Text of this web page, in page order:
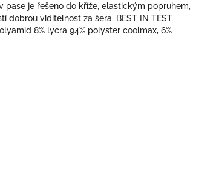
pase je řešeno do kříže, elastickým popruhem,
dobrou viditelnost za šera. BEST IN TEST
8% lycra 94% polyster coolmax, 6%